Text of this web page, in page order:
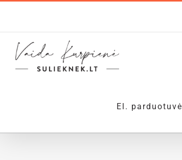
Skip
content
El. parduotuvė